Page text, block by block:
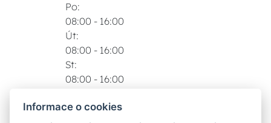
Po:
08:00 - 16:00
Út:
08:00 - 16:00
St:
08:00 - 16:00
08:00 - 16:00
Informace o cookies